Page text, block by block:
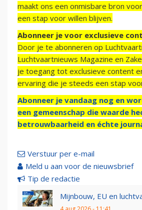
maakt ons een onmisbare bron
een stap voor willen blijven.
Abonneer je voor exclusieve
Door je te abonneren op
Luchtvaartnieuws Magazine en
je toegang tot exclusieve content
ervaring die je steeds een stap
Abonneer je vandaag nog en
een gemeenschap die waarde
betrouwbaarheid en échte
Verstuur per e-mail
Meld u aan voor de nieuwsbrief
Tip de redactie
Mijnbouw, EU en